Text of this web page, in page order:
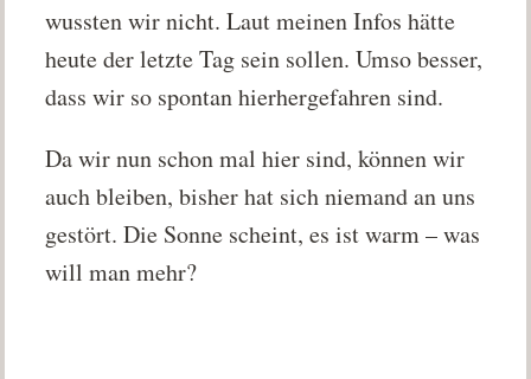
wussten wir nicht. Laut meinen Infos hätte
heute der letzte Tag sein sollen. Umso besser,
dass wir so spontan hierhergefahren sind.
Da wir nun schon mal hier sind, können wir
auch bleiben, bisher hat sich niemand an uns
gestört. Die Sonne scheint, es ist warm – was
will man mehr?